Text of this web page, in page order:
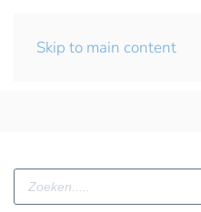
Skip to main content
Producten
zoeken